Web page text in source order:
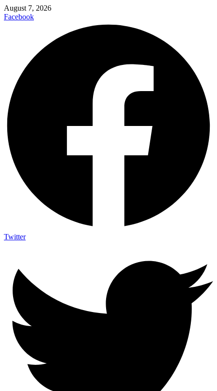
August 7, 2026
Facebook
Twitter